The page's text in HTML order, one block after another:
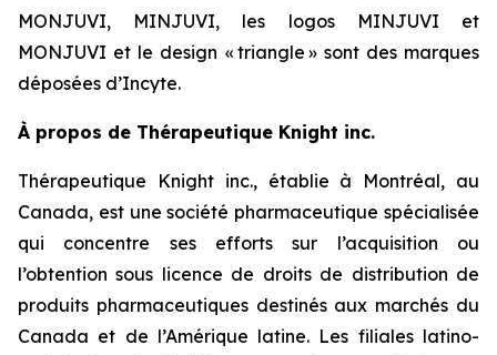
MONJUVI, MINJUVI, les logos MINJUVI et
MONJUVI et le design « triangle » sont des marques
déposées d’Incyte.
À propos de Thérapeutique Knight inc.
Thérapeutique Knight inc., établie à Montréal, au
Canada, est une société pharmaceutique spécialisée
qui concentre ses efforts sur l’acquisition ou
l’obtention sous licence de droits de distribution de
produits pharmaceutiques destinés aux marchés du
Canada et de l’Amérique latine. Les filiales latino-